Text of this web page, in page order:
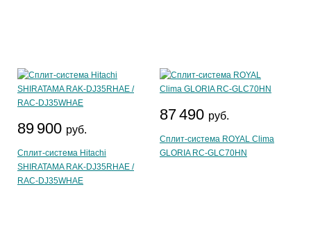
89 900 руб.
Сплит-система Hitachi
SHIRATAMA RAK-DJ35RHAE /
RAC-DJ35WHAE
87 490 руб.
Сплит-система ROYAL Clima
GLORIA RC-GLC70HN